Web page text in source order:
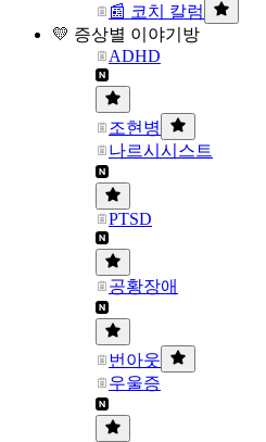
📰 코치 칼럼
💛 증상별 이야기방
ADHD
조현병
나르시시스트
PTSD
공황장애
번아웃
우울증